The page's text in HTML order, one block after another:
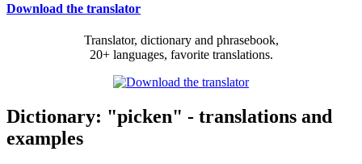
Download the translator
Translator, dictionary and phrasebook,
20+ languages, favorite translations.
Dictionary: "picken" - translations and
examples